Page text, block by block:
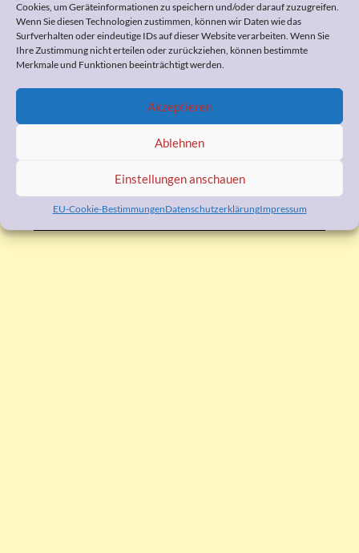
Cookies, um Geräteinformationen zu speichern und/oder darauf zuzugreifen.
Wenn Sie diesen Technologien zustimmen, können wir Daten wie das
Surfverhalten oder eindeutige IDs auf dieser Website verarbeiten. Wenn Sie
Ihre Zustimmung nicht erteilen oder zurückziehen, können bestimmte
Merkmale und Funktionen beeinträchtigt werden.
Akzeptieren
Ablehnen
Einstellungen anschauen
EU-Cookie-BestimmungenDatenschutzerklärungImpressum
Pflegeeinstufung, zur Organisation der häuslichen Pflege,
zum Umgang mit Ihrem demenzerkrankten Angehörigen,
zu Ihrer Vorsorgevollmacht und Patientenverfügung
oder anderen pflegerelevanten Themen haben, kann ich
kostengünstig.
Also, sprechen Sie mich bitte an!
Ähnliche Beiträge
WERBUNG